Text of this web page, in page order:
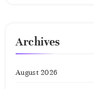
Archives
August 2026